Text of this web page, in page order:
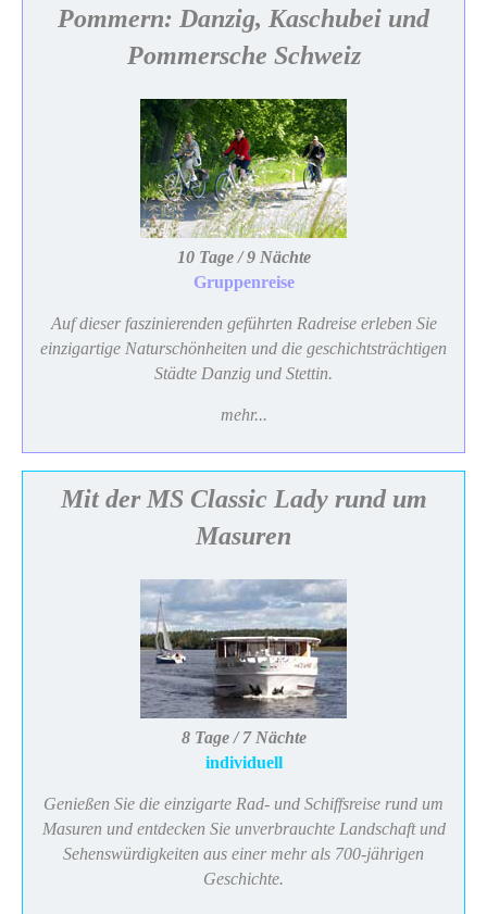
Pommern: Danzig, Kaschubei und
Pommersche Schweiz
10 Tage / 9 Nächte
Gruppenreise
Auf dieser faszinierenden geführten Radreise erleben Sie
einzigartige Naturschönheiten und die geschichtsträchtigen
Städte Danzig und Stettin.
mehr...
Mit der MS Classic Lady rund um
Masuren
8 Tage / 7 Nächte
individuell
Genießen Sie die einzigarte Rad- und Schiffsreise rund um
Masuren und entdecken Sie unverbrauchte Landschaft und
Sehenswürdigkeiten aus einer mehr als 700-jährigen
Geschichte.